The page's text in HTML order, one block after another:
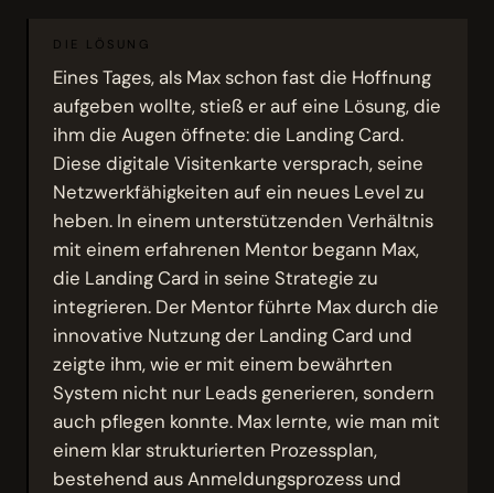
DIE LÖSUNG
Eines Tages, als Max schon fast die Hoffnung
aufgeben wollte, stieß er auf eine Lösung, die
ihm die Augen öffnete: die Landing Card.
Diese digitale Visitenkarte versprach, seine
Netzwerkfähigkeiten auf ein neues Level zu
heben. In einem unterstützenden Verhältnis
mit einem erfahrenen Mentor begann Max,
die Landing Card in seine Strategie zu
integrieren. Der Mentor führte Max durch die
innovative Nutzung der Landing Card und
zeigte ihm, wie er mit einem bewährten
System nicht nur Leads generieren, sondern
auch pflegen konnte. Max lernte, wie man mit
einem klar strukturierten Prozessplan,
bestehend aus Anmeldungsprozess und